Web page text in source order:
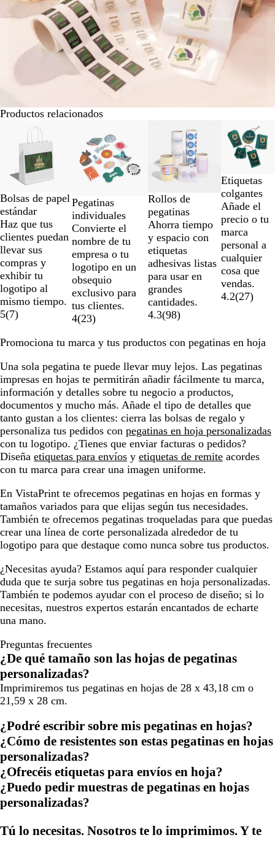
Productos relacionados
Bolsas de papel
estándar
Haz que tus
clientes puedan
llevar sus
compras y
exhibir tu
logotipo al
mismo tiempo.
5(7)
Pegatinas
individuales
Convierte el
nombre de tu
empresa o tu
logotipo en un
obsequio
exclusivo para
tus clientes.
4(23)
Rollos de
pegatinas
Ahorra tiempo
y espacio con
etiquetas
adhesivas listas
para usar en
grandes
cantidades.
4.3(98)
Etiquetas
colgantes
Añade el
precio o tu
marca
personal a
cualquier
cosa que
vendas.
4.2(27)
Diapositivas
2
de
un
total
de
4
Promociona tu marca y tus productos con pegatinas en hoja
Una sola pegatina te puede llevar muy lejos. Las pegatinas
impresas en hojas te permitirán añadir fácilmente tu marca,
información y detalles sobre tu negocio a productos,
documentos y mucho más. Añade el tipo de detalles que
tanto gustan a los clientes: cierra las bolsas de regalo y
personaliza tus pedidos con pegatinas en hoja personalizadas
con tu logotipo. ¿Tienes que enviar facturas o pedidos?
Diseña etiquetas para envíos y etiquetas de remite acordes
con tu marca para crear una imagen uniforme.
En VistaPrint te ofrecemos pegatinas en hojas en formas y
tamaños variados para que elijas según tus necesidades.
También te ofrecemos pegatinas troqueladas para que puedas
crear una línea de corte personalizada alrededor de tu
logotipo para que destaque como nunca sobre tus productos.
¿Necesitas ayuda? Estamos aquí para responder cualquier
duda que te surja sobre tus pegatinas en hoja personalizadas.
También te podemos ayudar con el proceso de diseño; si lo
necesitas, nuestros expertos estarán encantados de echarte
una mano.
Preguntas frecuentes
¿De qué tamaño son las hojas de pegatinas
personalizadas?
Imprimiremos tus pegatinas en hojas de 28 x 43,18 cm o
21,59 x 28 cm.
¿Podré escribir sobre mis pegatinas en hojas?
¿Cómo de resistentes son estas pegatinas en hojas
personalizadas?
¿Ofrecéis etiquetas para envíos en hoja?
¿Puedo pedir muestras de pegatinas en hojas
personalizadas?
Tú lo necesitas. Nosotros te lo imprimimos. Y te